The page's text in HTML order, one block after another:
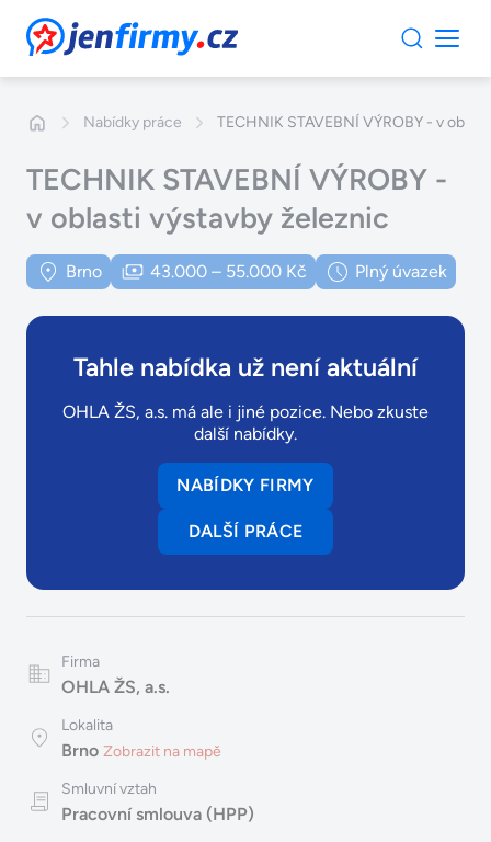
JenFirmy.cz
Nabídky práce TECHNIK STAVEBNÍ VÝROBY - v
TECHNIK STAVEBNÍ VÝROBY -
v oblasti výstavby železnic
Brno 43.000 – 55.000 Kč Plný úvazek
Tahle nabídka už není aktuální
OHLA ŽS, a.s. má ale i jiné pozice. Nebo zkuste
další nabídky.
NABÍDKY FIRMY
DALŠÍ PRÁCE
Firma
OHLA ŽS, a.s.
Lokalita
Brno Zobrazit na mapě
Smluvní vztah
Pracovní smlouva (HPP)